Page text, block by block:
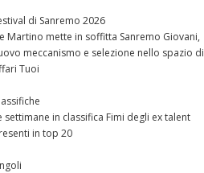
risultata essere
è ancora
di Sanremo 2026
Martino mette in soffitta Sanremo Giovani,
meccanismo e selezione nello spazio di
Tuoi
settimane in classifica Fimi degli ex talent
in top 20